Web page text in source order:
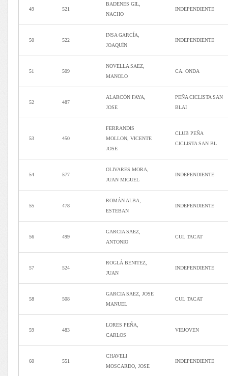
49 521
BADENES GIL,
NACHO
INDEPENDIENTE
50 522
INSA GARCÍA,
JOAQUÍN
INDEPENDIENTE
51 509
NOVELLA SAEZ,
MANOLO
CA. ONDA
52 487
ALARCÓN FAYA,
JOSE
PEÑA CICLISTA SAN
BLAI
53 450
FERRANDIS
MOLLON, VICENTE
JOSE
CLUB PEÑA
CICLISTA SAN BL
54 577
OLIVARES MORA,
JUAN MIGUEL
INDEPENDIENTE
55 478
ROMÁN ALBA,
ESTEBAN
INDEPENDIENTE
56 499
GARCIA SAEZ,
ANTONIO
CUL TACAT
57 524
ROGLÁ BENITEZ,
JUAN
INDEPENDIENTE
58 508
GARCIA SAEZ, JOSE
MANUEL
CUL TACAT
59 483
LORES PEÑA,
CARLOS
VIEJOVEN
60 551
CHAVELI
MOSCARDO, JOSE
INDEPENDIENTE